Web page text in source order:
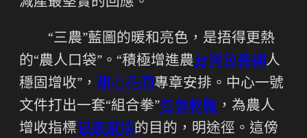
“三農”藍圖的暖和亮色，是捂得更熱
的“農人口袋”。“積極增進農台灣包養網人
穩固增收”， 甜心花園專章安排。中心一號
文件打出一套“組合拳”包養軟體 ，為農人
增收指標包養感情的目的，明途徑。這傍